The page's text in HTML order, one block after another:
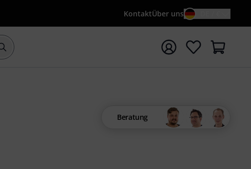
KontaktÜber uns
Suche mit Suchwort {searchTerm} starten
Beratung